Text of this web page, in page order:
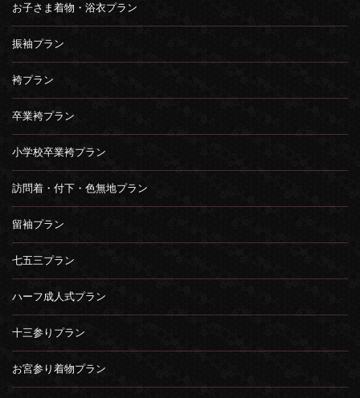
お子さま着物・浴衣プラン
振袖プラン
袴プラン
卒業袴プラン
小学校卒業袴プラン
訪問着・付下・色無地プラン
留袖プラン
七五三プラン
ハーフ成人式プラン
十三参りプラン
お宮参り着物プラン